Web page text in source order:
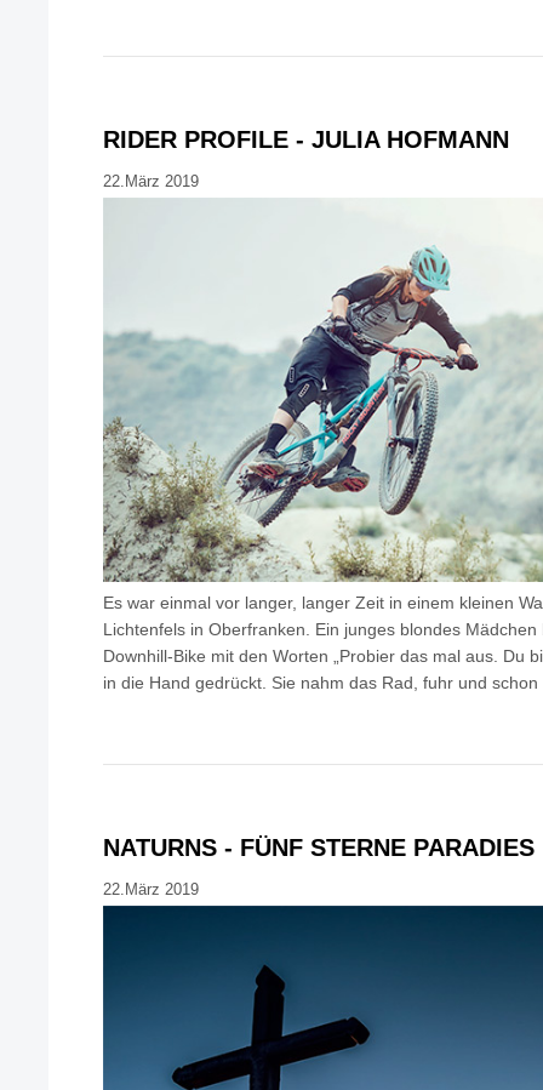
RIDER PROFILE - JULIA HOFMANN
22.März 2019
Es war einmal vor langer, langer Zeit in einem kleinen
Lichtenfels in Oberfranken. Ein junges blondes
Downhill-Bike mit den Worten „Probier das mal aus. Du
in die Hand gedrückt. Sie nahm das Rad, fuhr und
NATURNS - FÜNF STERNE PARADIES
22.März 2019